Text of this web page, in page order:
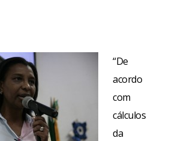
“De
acordo
com
cálculos
da